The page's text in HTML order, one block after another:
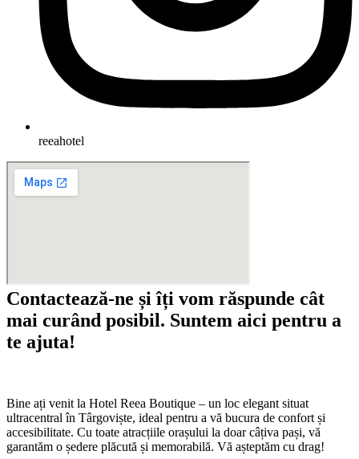
reeahotel
Contactează-ne și îți vom răspunde cât
mai curând posibil. Suntem aici pentru a
te ajuta!
Bine ați venit la Hotel Reea Boutique – un loc elegant situat
ultracentral în Târgoviște, ideal pentru a vă bucura de confort și
accesibilitate. Cu toate atracțiile orașului la doar câțiva pași, vă
garantăm o ședere plăcută și memorabilă. Vă așteptăm cu drag!